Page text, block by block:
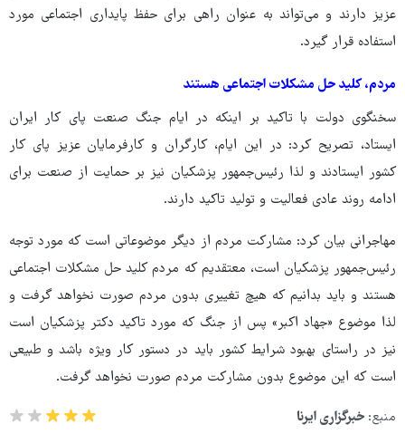
عزیز دارند و می‌تواند به عنوان راهی برای حفظ پایداری اجتماعی مورد
استفاده قرار گیرد.
مردم، کلید حل مشکلات اجتماعی هستند
سخنگوی دولت با تاکید بر اینکه در ایام جنگ صنعت پای کار ایران
ایستاد، تصریح کرد: در این ایام، کارگران و کارفرمایان عزیز پای کار
کشور ایستادند و لذا رئیس‌جمهور پزشکیان نیز بر حمایت از صنعت برای
ادامه روند عادی فعالیت و تولید تاکید دارند.
مهاجرانی بیان کرد: مشارکت مردم از دیگر موضوعاتی است که مورد توجه
رئیس‌جمهور پزشکیان است، معتقدیم که مردم کلید حل مشکلات اجتماعی
هستند و باید بدانیم که هیچ تغییری بدون مردم صورت نخواهد گرفت و
لذا موضوع «جهاد اکبر» پس از جنگ که مورد تاکید دکتر پزشکیان است
نیز در راستای بهبود شرایط کشور باید در دستور کار ویژه باشد و طبیعی
است که این موضوع بدون مشارکت مردم صورت نخواهد گرفت.
منبع: خبرگزاری ایرنا